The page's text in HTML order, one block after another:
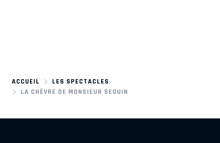
ACCUEIL
LES SPECTACLES
LA CHÈVRE DE MONSIEUR SEGUIN